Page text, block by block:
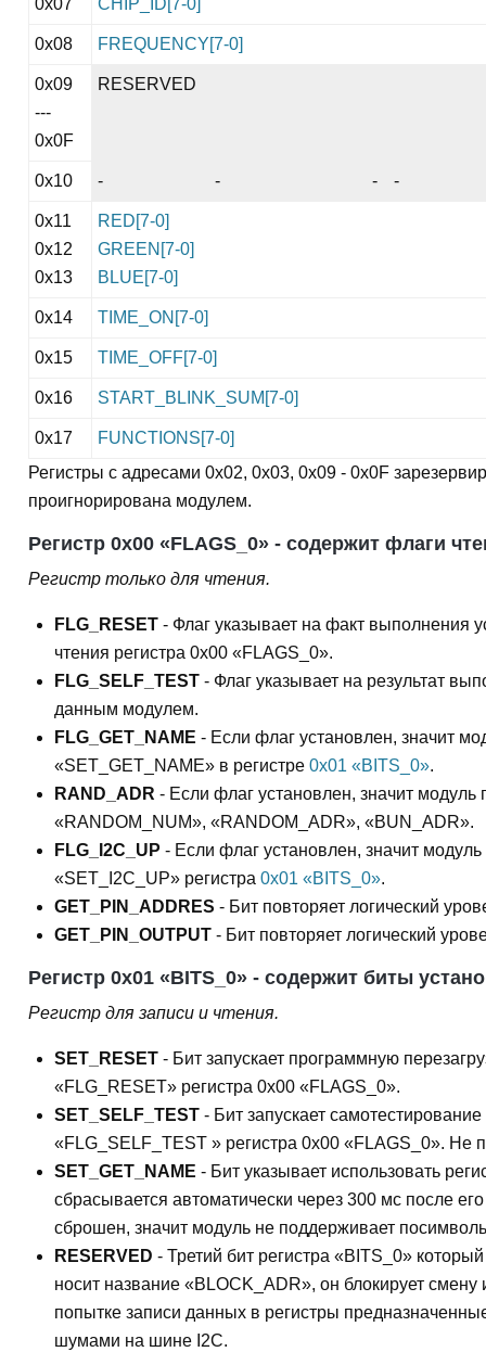
0x08 FREQUENCY[7-0]
0x09
0x0F
RESERVED
0x10
0x11
0x12
0x13
RED[7-0]
GREEN[7-0]
BLUE[7-0]
0x14 TIME_ON[7-0]
0x15 TIME_OFF[7-0]
0x16 START_BLINK_SUM[7-0]
0x17
FUNCTIONS[7-0]
Регистры с адресами 0x02, 0x03, 0x09 - 0x0F
проигнорирована модулем.
Регистр 0x00 «FLAGS_0» - содержит флаги
Регистр только для чтения.
FLG_RESET - Флаг указывает на факт выполнения
чтения регистра 0x00 «FLAGS_0».
FLG_SELF_TEST - Флаг указывает на результат
данным модулем.
FLG_GET_NAME - Если флаг установлен, значит
«SET_GET_NAME» в регистре 0x01 «BITS_0»
RAND_ADR - Если флаг установлен, значит
«RANDOM_NUM», «RANDOM_ADR», «BUN_ADR».
FLG_I2C_UP - Если флаг установлен, значит
«SET_I2C_UP» регистра 0x01 «BITS_0»
GET_PIN_ADDRES
- Бит повторяет логический
GET_PIN_OUTPUT - Бит повторяет логический
Регистр 0x01 «BITS_0» - содержит биты
Регистр для записи и чтения.
SET_RESET - Бит запускает программную
«FLG_RESET» регистра 0x00 «FLAGS_0».
SET_SELF_TEST - Бит запускает
«FLG_SELF_TEST » регистра 0x00 «FLAGS_0».
SET_GET_NAME - Бит указывает использовать
сбрасывается автоматически через 300 мс после
сброшен, значит модуль не поддерживает
RESERVED - Третий бит регистра «BITS_0»
носит название «BLOCK_ADR», он блокирует
попытке записи данных в регистры
шумами на шине I2C.